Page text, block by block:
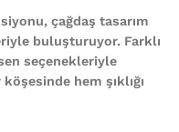
çağdaş tasarım
buluşturuyor. Farklı
seçenekleriyle
hem şıklığı